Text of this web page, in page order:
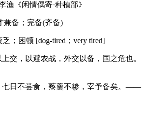
《闲情偶寄·种植部》
兼备；完备(齐备)
乏；困顿 [dog-tired；very tired]
交，以避农战，外交以备，国之危也。
七日不尝食，藜羹不糁，宰予备矣。——